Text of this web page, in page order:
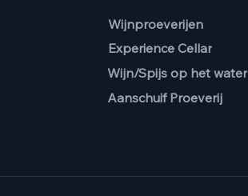
Wijnproeverijen
Experience Cellar
Wijn/Spijs op het water
Aanschuif Proeverij